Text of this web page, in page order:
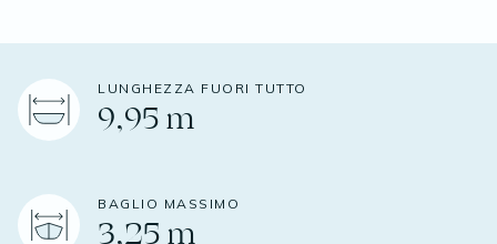
LUNGHEZZA FUORI TUTTO
9,95 m
BAGLIO MASSIMO
3,25 m